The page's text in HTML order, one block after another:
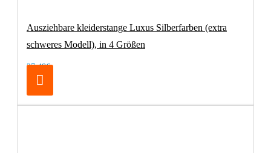
Ausziehbare kleiderstange Luxus Silberfarben (extra
schweres Modell), in 4 Größen
27,48€